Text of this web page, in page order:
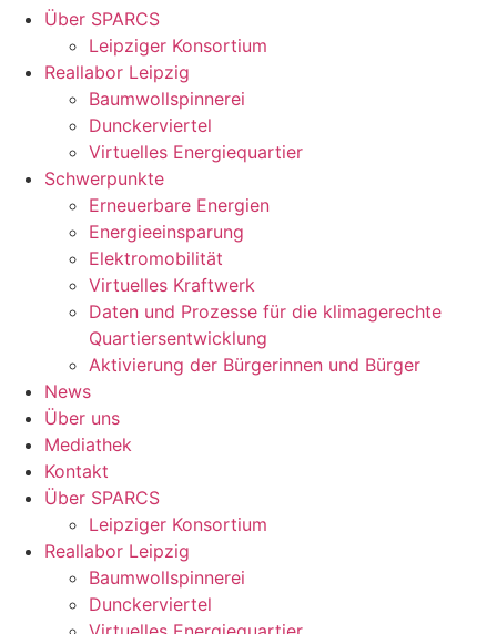
Über SPARCS
Leipziger Konsortium
Reallabor Leipzig
Baumwollspinnerei
Dunckerviertel
Virtuelles Energiequartier
Schwerpunkte
Erneuerbare Energien
Energieeinsparung
Elektromobilität
Virtuelles Kraftwerk
Daten und Prozesse für die klimagerechte
Quartiersentwicklung
Aktivierung der Bürgerinnen und Bürger
News
Über uns
Mediathek
Kontakt
Über SPARCS
Leipziger Konsortium
Reallabor Leipzig
Baumwollspinnerei
Dunckerviertel